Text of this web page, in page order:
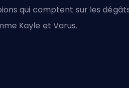
qui comptent sur les
Kayle et Varus.